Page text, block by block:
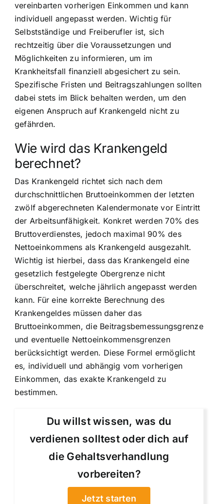
vereinbarten vorherigen Einkommen und kann
individuell angepasst werden. Wichtig für
Selbstständige und Freiberufler ist, sich
rechtzeitig über die Voraussetzungen und
Möglichkeiten zu informieren, um im
Krankheitsfall finanziell abgesichert zu sein.
Spezifische Fristen und Beitragszahlungen sollten
dabei stets im Blick behalten werden, um den
eigenen Anspruch auf Krankengeld nicht zu
gefährden.
Wie wird das Krankengeld
berechnet?
Das Krankengeld richtet sich nach dem
durchschnittlichen Bruttoeinkommen der letzten
zwölf abgerechneten Kalendermonate vor Eintritt
der Arbeitsunfähigkeit. Konkret werden 70% des
Bruttoverdienstes, jedoch maximal 90% des
Nettoeinkommens als Krankengeld ausgezahlt.
Wichtig ist hierbei, dass das Krankengeld eine
gesetzlich festgelegte Obergrenze nicht
überschreitet, welche jährlich angepasst werden
kann. Für eine korrekte Berechnung des
Krankengeldes müssen daher das
Bruttoeinkommen, die Beitragsbemessungsgrenze
und eventuelle Nettoeinkommensgrenzen
berücksichtigt werden. Diese Formel ermöglicht
es, individuell und abhängig vom vorherigen
Einkommen, das exakte Krankengeld zu
bestimmen.
Du willst wissen, was du
verdienen solltest oder dich auf
die Gehaltsverhandlung
vorbereiten?
Jetzt starten